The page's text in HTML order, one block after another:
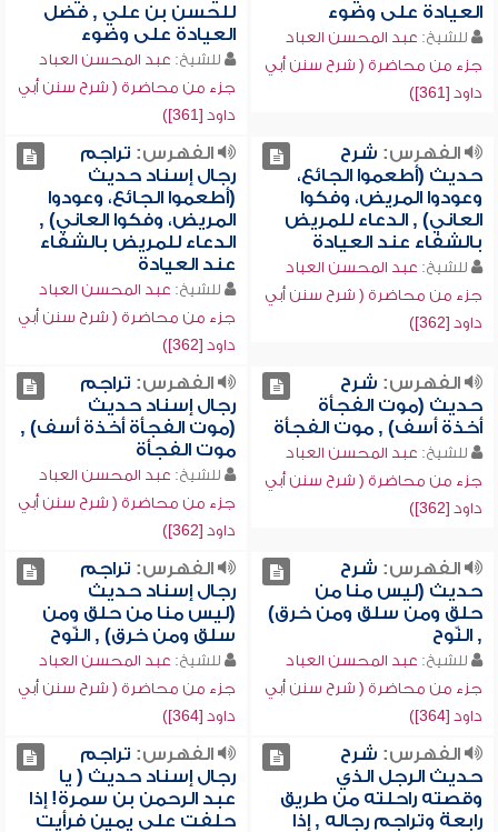
العيادة على وضوء
للشيخ: عبد المحسن العباد
جزء من محاضرة ( شرح سنن أبي
داود [361])
للحسن بن علي , فضل
العيادة على وضوء
للشيخ: عبد المحسن العباد
جزء من محاضرة ( شرح سنن أبي
داود [361])
الفهرس: شرح
حديث (أطعموا الجائع،
وعودوا المريض، وفكوا
العاني) , الدعاء للمريض
بالشفاء عند العيادة
للشيخ: عبد المحسن العباد
جزء من محاضرة ( شرح سنن أبي
داود [362])
الفهرس: تراجم
رجال إسناد حديث
(أطعموا الجائع، وعودوا
المريض، وفكوا العاني) ,
الدعاء للمريض بالشفاء
عند العيادة
للشيخ: عبد المحسن العباد
جزء من محاضرة ( شرح سنن أبي
داود [362])
الفهرس: شرح
حديث (موت الفجأة
أخذة أسف) , موت الفجأة
للشيخ: عبد المحسن العباد
جزء من محاضرة ( شرح سنن أبي
داود [362])
الفهرس: تراجم
رجال إسناد حديث
(موت الفجأة أخذة أسف) ,
موت الفجأة
للشيخ: عبد المحسن العباد
جزء من محاضرة ( شرح سنن أبي
داود [362])
الفهرس: شرح
حديث (ليس منا من
حلق ومن سلق ومن خرق)
, النّوح
للشيخ: عبد المحسن العباد
جزء من محاضرة ( شرح سنن أبي
داود [364])
الفهرس: تراجم
رجال إسناد حديث
(ليس منا من حلق ومن
سلق ومن خرق) , النّوح
للشيخ: عبد المحسن العباد
جزء من محاضرة ( شرح سنن أبي
داود [364])
الفهرس: شرح
حديث الرجل الذي
وقصته راحلته من طريق
رابعة وتراجم رجاله , إذا
الفهرس: تراجم
رجال إسناد حديث ( يا
عبد الرحمن بن سمرة! إذا
حلفت على يمين فرأيت